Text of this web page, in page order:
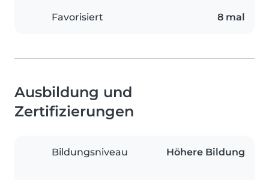
Favorisiert 8 mal
Ausbildung und
Zertifizierungen
Bildungsniveau Höhere Bildung